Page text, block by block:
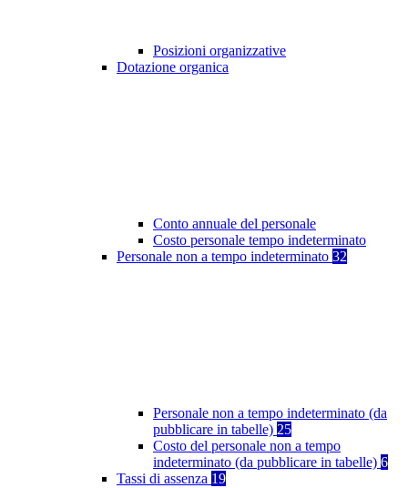
Posizioni organizzative
Dotazione organica
Conto annuale del personale
Costo personale tempo indeterminato
Personale non a tempo indeterminato 32
Personale non a tempo indeterminato (da
pubblicare in tabelle) 25
Costo del personale non a tempo
indeterminato (da pubblicare in tabelle) 6
Tassi di assenza 19